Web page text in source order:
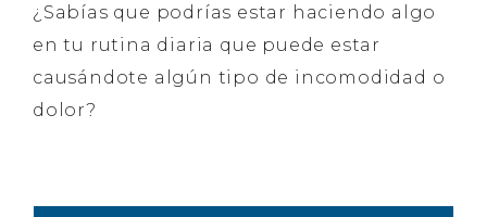
¿Sabías que podrías estar haciendo algo
en tu rutina diaria que puede estar
causándote algún tipo de incomodidad o
dolor?